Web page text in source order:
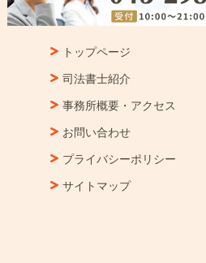
トップページ
司法書士紹介
事務所概要・アクセス
お問い合わせ
プライバシーポリシー
サイトマップ